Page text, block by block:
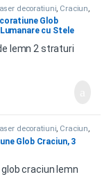
decoratiuni, Craciun,
Multiple
Glob
cu Stele
decoratiuni, Craciun,
Glob Craciun, 3